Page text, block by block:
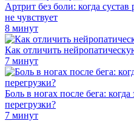
Артрит без боли: когда сустав
не чувствует
8 минут
Как отличить
7 минут
Боль в ногах после бега:
перегрузки?
7 минут